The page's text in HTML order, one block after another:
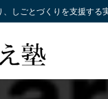
しごとづくりを支援する